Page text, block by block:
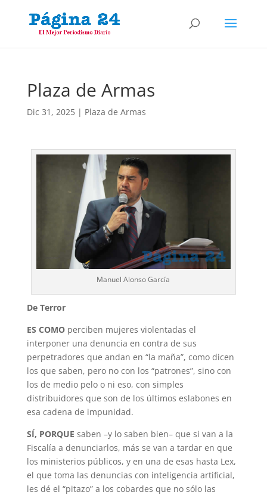
Plaza de Armas
Dic 31, 2025| Plaza de Armas
Manuel Alonso García
De Terror
ES COMO perciben mujeres violentadas el
interponer una denuncia en contra de sus
perpetradores que andan en “la maña”, como dicen
los que saben, pero no con los “patrones”, sino con
los de medio pelo o ni eso, con simples
distribuidores que son de los últimos eslabones en
esa cadena de impunidad.
SÍ, PORQUE saben –y lo saben bien– que si van a la
Fiscalía a denunciarlos, más se van a tardar en que
los ministerios públicos, y en una de esas hasta Lex,
el que toma las denuncias con inteligencia artificial,
les dé el “pitazo” a los cobardes que no sólo las